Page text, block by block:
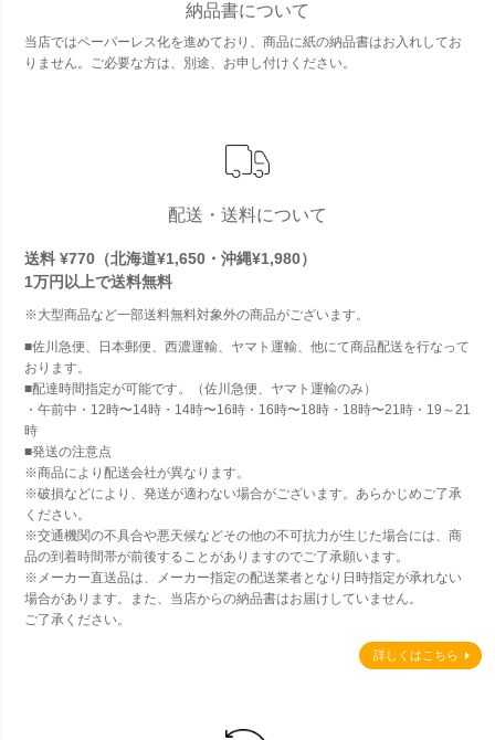
納品書について
当店ではペーパーレス化を進めており、商品に紙の納品書はお入れしてお
りません。ご必要な方は、別途、お申し付けください。
配送・送料について
送料 ¥770（北海道¥1,650・沖縄¥1,980）
1万円以上で送料無料
※大型商品など一部送料無料対象外の商品がございます。
■佐川急便、日本郵便、西濃運輸、ヤマト運輸、他にて商品配送を行なって
おります。
■配達時間指定が可能です。（佐川急便、ヤマト運輸のみ）
・午前中・12時〜14時・14時〜16時・16時〜18時・18時〜21時・19～21
時
■発送の注意点
※商品により配送会社が異なります。
※破損などにより、発送が適わない場合がございます。あらかじめご了承
ください。
※交通機関の不具合や悪天候などその他の不可抗力が生じた場合には、商
品の到着時間帯が前後することがありますのでご了承願います。
※メーカー直送品は、メーカー指定の配送業者となり日時指定が承れない
場合があります。また、当店からの納品書はお届けしていません。
ご了承ください。
詳しくはこちら